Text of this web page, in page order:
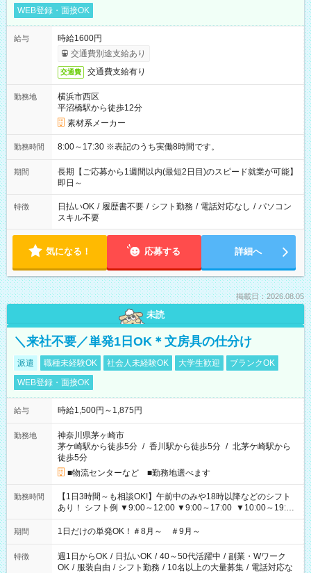
WEB登録・面接OK
給与
時給1600円
交通費別途支給あり
交通費 交通費支給有り
勤務地
横浜市西区
平沼橋駅から徒歩12分
素材系メーカー
勤務時間 8:00～17:30 ※表記のうち実働8時間です。
期間
長期【ご応募から1週間以内(最短2日目)のスピード就業が可能】
即日～
特徴 日払いOK / 履歴書不要 / シフト勤務 / 電話対応なし / パソコン
スキル不要
気になる！ 応募する 詳細へ
掲載日：2026.08.05
未読
＼来社不要／単発1日OK＊文房具の仕分け
派遣 職種未経験OK 社会人未経験OK 大学生歓迎
ブランクOK
WEB登録・面接OK
給与 時給1,500円～1,875円
勤務地
神奈川県茅ヶ崎市
茅ケ崎駅から徒歩5分 / 香川駅から徒歩5分 / 北茅ケ崎駅から
徒歩5分
■物流センターなど ■勤務地選べます
勤務時間
【1日3時間～も相談OK!】午前中のみや18時以降などのシフト
あり！ シフト例 ▼9:00～12:00 ▼9:00～17:00 ▼10:00～19:00
▼18:00～21:00
期間 1日だけの単発OK！＃8月～ ＃9月～
特徴 週1日からOK / 日払いOK / 40～50代活躍中 / 副業・Wワーク
OK / 服装自由 / シフト勤務 / 10名以上の大量募集 / 電話対応な